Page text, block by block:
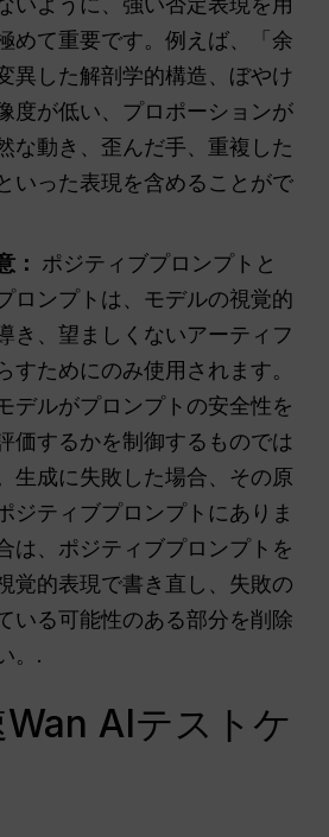
めて重要です。例えば、「余
異した解剖学的構造、ぼやけ
度が低い、プロポーションが
な動き、歪んだ手、重複した
いった表現を含めることがで
： ポジティブプロンプトと
ロンプトは、モデルの視覚的
き、望ましくないアーティフ
すためにのみ使用されます。
デルがプロンプトの安全性を
価するかを制御するものでは
生成に失敗した場合、その原
ジティブプロンプトにありま
は、ポジティブプロンプトを
覚的表現で書き直し、失敗の
いる可能性のある部分を削除
。.
AIテストケ